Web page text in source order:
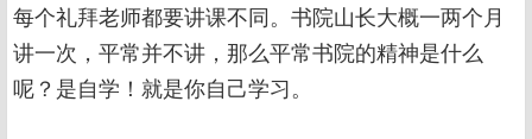
每个礼拜老师都要讲课不同。书院山长大概一两个月
讲一次，平常并不讲，那么平常书院的精神是什么
呢？是自学！就是你自己学习。